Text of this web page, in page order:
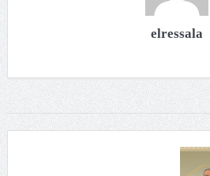
elressala